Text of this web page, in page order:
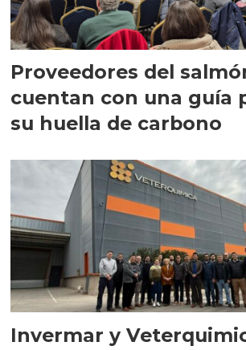
Proveedores del
cuentan con una guía
su huella de carbono
Invermar y